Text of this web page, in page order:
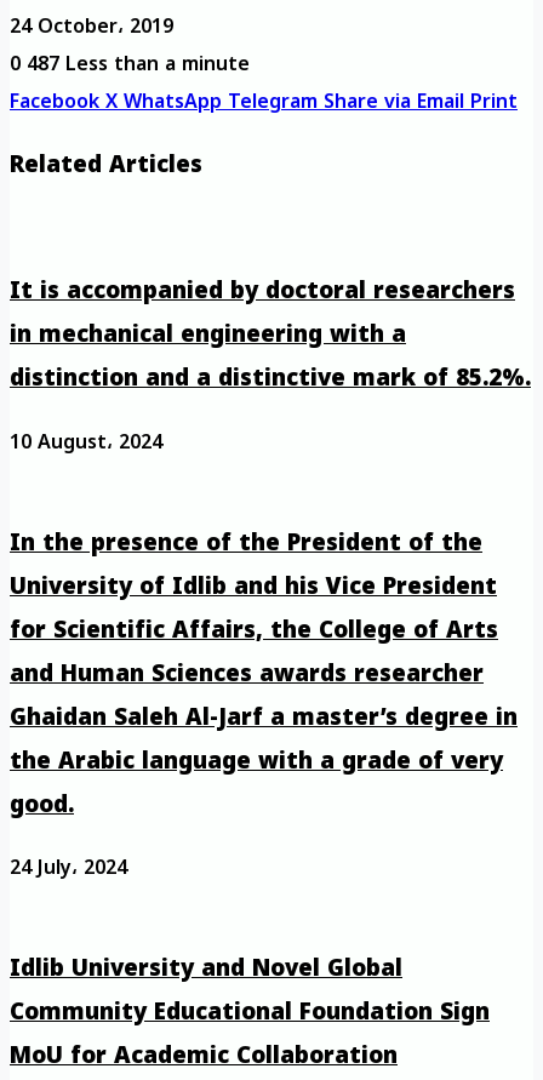
24 October، 2019
0487Less than a minute
FacebookXWhatsAppTelegramShare via EmailPrint
Related Articles
It is accompanied by doctoral researchers
in mechanical engineering with a
distinction and a distinctive mark of 85.2%.
10 August، 2024
In the presence of the President of the
University of Idlib and his Vice President
for Scientific Affairs, the College of Arts
and Human Sciences awards researcher
Ghaidan Saleh Al-Jarf a master’s degree in
the Arabic language with a grade of very
good.
24 July، 2024
Idlib University and Novel Global
Community Educational Foundation Sign
MoU for Academic Collaboration